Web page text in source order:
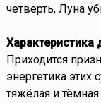
четверть, Луна
Характеристика
Приходится
энергетика этих
тяжёлая и